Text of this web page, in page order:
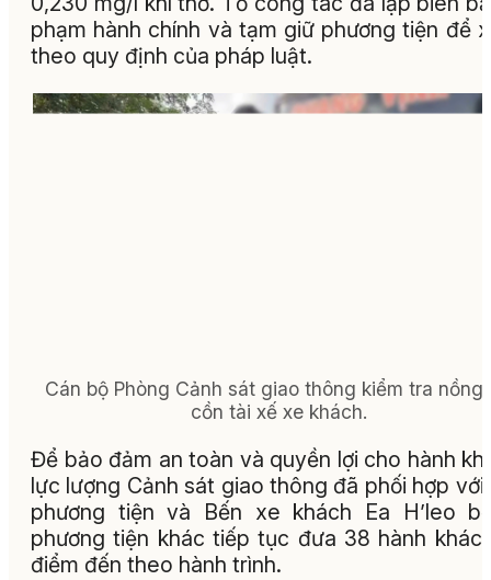
phạm hành chính và tạm giữ phương tiện để
theo quy định của pháp luật.
Cán bộ Phòng Cảnh sát giao thông kiểm tra nồng
cồn tài xế xe khách.
Để bảo đảm an toàn và quyền lợi cho hành
lực lượng Cảnh sát giao thông đã phối hợp với
phương tiện và Bến xe khách Ea H’leo
phương tiện khác tiếp tục đưa 38 hành
điểm đến theo hành trình.